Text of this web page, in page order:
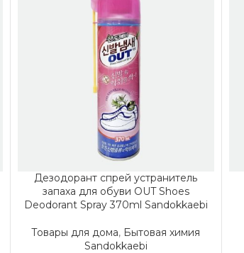
Дезодорант спрей устранитель
запаха для обуви OUT Shoes
Deodorant Spray 370ml Sandokkaebi
Товары для дома, Бытовая химия
Sandokkaebi